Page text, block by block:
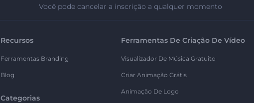
Você pode cancelar a inscrição a qualquer momento
Recursos
Ferramentas Branding
Blog
Categorias
Ferramentas De Criação De Vídeo
Visualizador De Música Gratuito
Criar Animação Grátis
Animação De Logo